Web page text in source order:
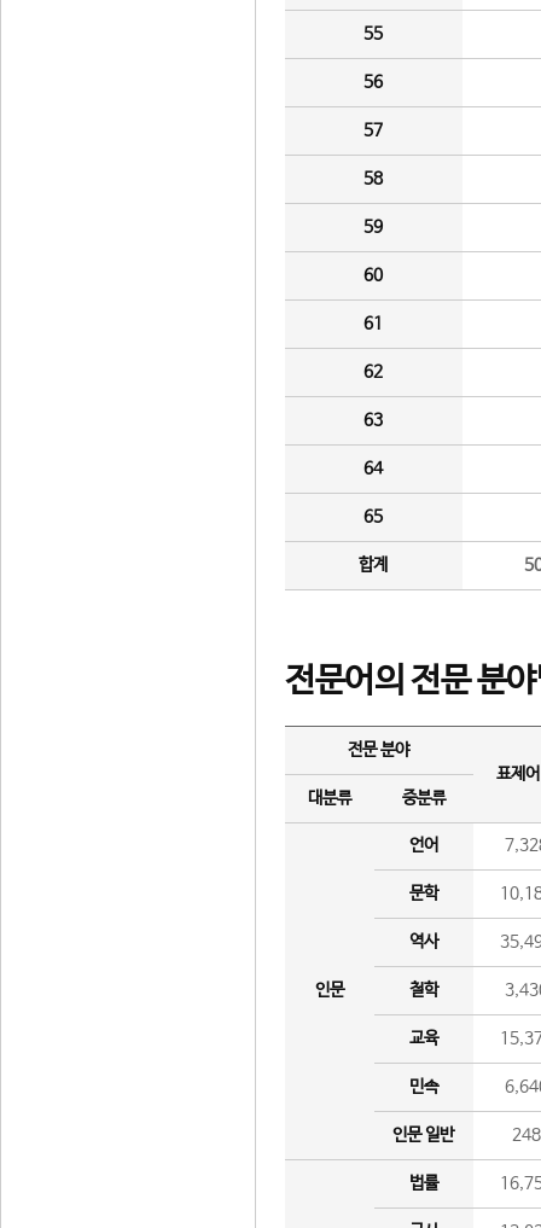
55
56
57
58
59
60
61
62
63
64
65
합계
전문어의 전문 분
전문 분야
표제
대분류
중분류
인문
언어
문학
역사
철학
교육
민속
인문 일반 248
법률